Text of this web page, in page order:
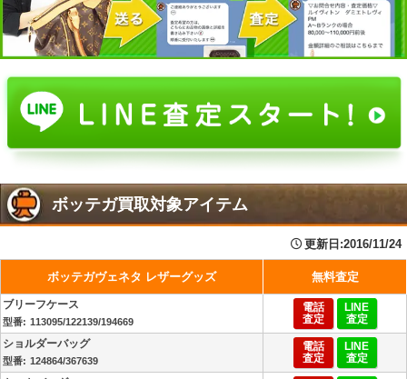
ボッテガ買取対象アイテム
更新日:2016/11/24
ボッテガヴェネタ レザーグッズ 無料査定
ブリーフケース
113095/122139/194669
電話
査定
LINE
査定
ショルダーバッグ
124864/367639
電話
査定
LINE
査定